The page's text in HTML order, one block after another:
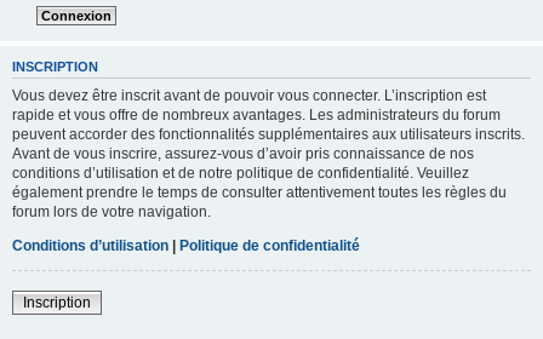
INSCRIPTION
Vous devez être inscrit avant de pouvoir vous connecter. L’inscription est
rapide et vous offre de nombreux avantages. Les administrateurs du forum
peuvent accorder des fonctionnalités supplémentaires aux utilisateurs inscrits.
Avant de vous inscrire, assurez-vous d’avoir pris connaissance de nos
conditions d’utilisation et de notre politique de confidentialité. Veuillez
également prendre le temps de consulter attentivement toutes les règles du
forum lors de votre navigation.
Conditions d’utilisation | Politique de confidentialité
Inscription